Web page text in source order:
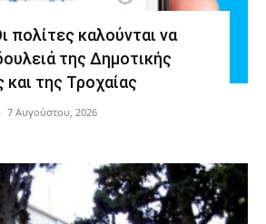
πολίτες καλούνται να
της Δημοτικής
και της Τροχαίας
- 7 Αυγούστου, 2026